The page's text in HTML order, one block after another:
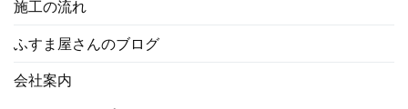
施工の流れ
ふすま屋さんのブログ
会社案内